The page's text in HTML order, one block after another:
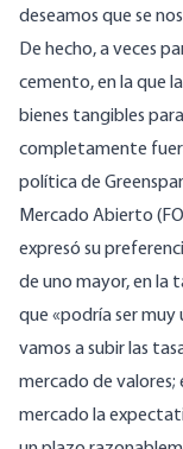
deseamos que se
De hecho, a veces
cemento, en la que
bienes tangibles
completamente
política de
Mercado Abierto
expresó su
de uno mayor, en la
que «podría ser
vamos a subir las
mercado de valores;
mercado la